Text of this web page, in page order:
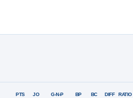
PTS JO G-N-P BP BC DIFF RATIO